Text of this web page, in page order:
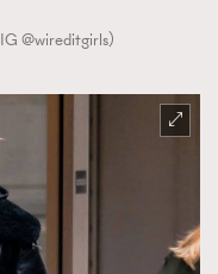
@wireditgirls）